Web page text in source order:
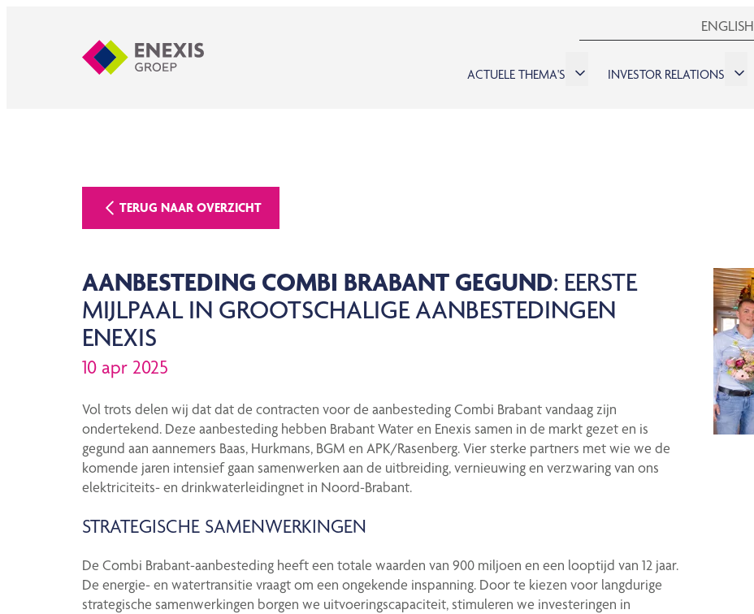
ACTUELE THEMA'S INVESTOR RELATIONS
ENGLISH
TERUG NAAR OVERZICHT
AANBESTEDING COMBI BRABANT GEGUND: EERSTE
MIJLPAAL IN GROOTSCHALIGE AANBESTEDINGEN
ENEXIS
10 apr 2025
Vol trots delen wij dat dat de contracten voor de aanbesteding Combi Brabant vandaag zijn
ondertekend. Deze aanbesteding hebben Brabant Water en Enexis samen in de markt gezet en is
gegund aan aannemers Baas, Hurkmans, BGM en APK/Rasenberg. Vier sterke partners met wie we de
komende jaren intensief gaan samenwerken aan de uitbreiding, vernieuwing en verzwaring van ons
elektriciteits- en drinkwaterleidingnet in Noord-Brabant.
STRATEGISCHE SAMENWERKINGEN
De Combi Brabant-aanbesteding heeft een totale waarden van 900 miljoen en een looptijd van 12 jaar.
De energie- en watertransitie vraagt om een ongekende inspanning. Door te kiezen voor langdurige
strategische samenwerkingen borgen we uitvoeringscapaciteit, stimuleren we investeringen in